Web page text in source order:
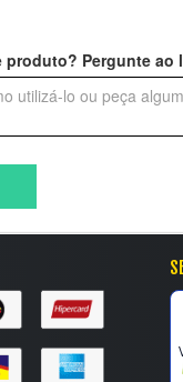
produto? Pergunte